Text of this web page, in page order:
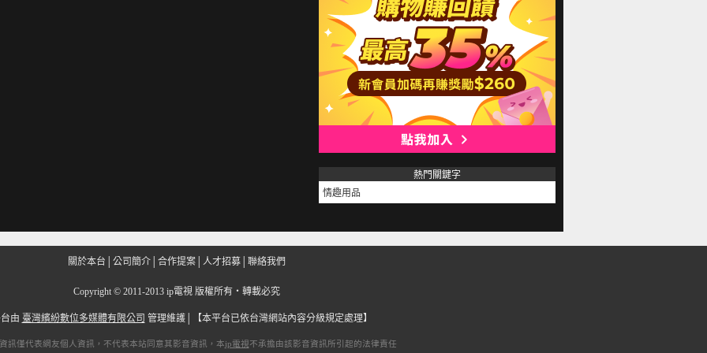
熱門關鍵字
情趣用品
關於本台 公司簡介 合作提案 人才招募 聯絡我們
Copyright © 2011-2013 ip電視 版權所有‧轉載必究
由 臺灣繽紛數位多媒體有限公司 管理維護│ 【本平台已依台灣網站內容分級規定處理】
訊僅代表網友個人資訊，不代表本站同意其影音資訊，本ip電視不承擔由該影音資訊所引起的法律責任